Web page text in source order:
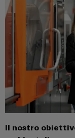
Cavi
Il nostro